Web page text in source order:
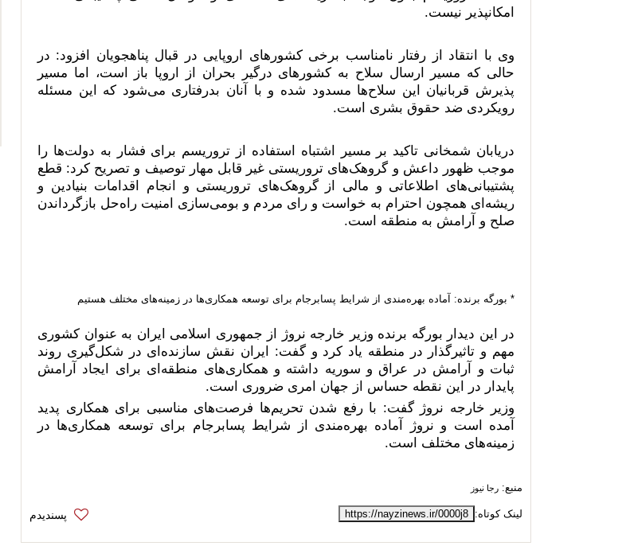
امکانپذیر نیست.
وی با انتقاد از رفتار نامناسب برخی کشورهای اروپایی در قبال پناهجویان افزود: در
حالی که مسیر ارسال سلاح به کشورهای درگیر بحران از اروپا باز است، اما مسیر
پذیرش قربانیان این سلاح‌ها مسدود شده و با آنان بدرفتاری می‌شود که این مسئله
رویکردی ضد حقوق بشری است.
دریابان شمخانی تاکید بر مسیر اشتباه استفاده از تروریسم برای فشار به دولت‌ها را
موجب ظهور داعش و گروهک‌های تروریستی غیر قابل مهار توصیف و تصریح کرد: قطع
پشتیبانی‌های اطلاعاتی و مالی از گروهک‌های تروریستی و انجام اقدامات بنیادین و
ریشه‌ای همچون احترام به خواست و رای مردم و بومی‌سازی امنیت راه‌حل بازگرداندن
صلح و آرامش به منطقه است.
* بورگه برنده: آماده بهره‌مندی از شرایط پسابرجام برای توسعه همکاری‌ها در زمینه‌های مختلف هستیم
در این دیدار بورگه برنده وزیر خارجه نروژ از جمهوری اسلامی ایران به عنوان کشوری
مهم و تاثیرگذار در منطقه یاد کرد و گفت: ایران نقش سازنده‌ای در شکل‌گیری روند
ثبات و آرامش در عراق و سوریه داشته و همکاری‌های منطقه‌ای برای ایجاد آرامش
پایدار در این نقطه حساس از جهان امری ضروری است.
وزیر خارجه نروژ گفت: با رفع شدن تحریم‌ها فرصت‌های مناسبی برای همکاری پدید
آمده است و نروژ آماده بهره‌مندی از شرایط پسابرجام برای توسعه همکاری‌ها در
زمینه‌های مختلف است.
منبع: رجا نیوز
لینک کوتاه: https://nayzinews.ir/0000j8